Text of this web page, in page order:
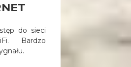
do sieci
Bardzo